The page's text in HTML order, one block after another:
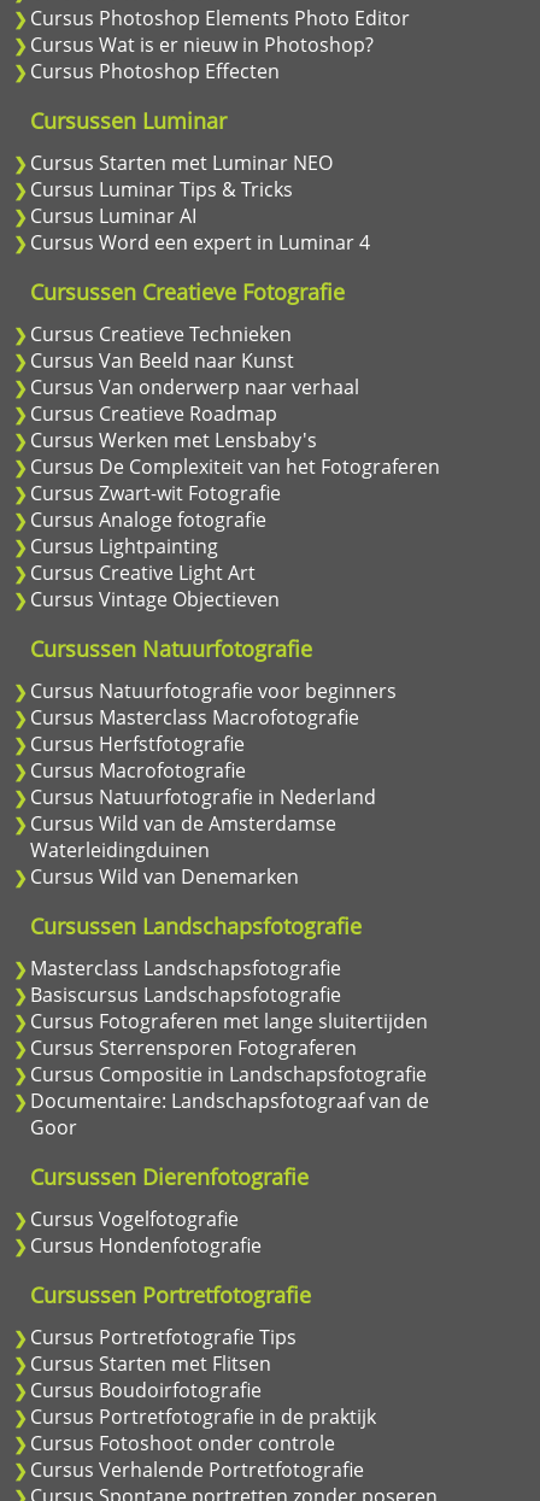
Cursus Photoshop Elements Photo Editor
Cursus Wat is er nieuw in Photoshop?
Cursus Photoshop Effecten
Cursussen Luminar
Cursus Starten met Luminar NEO
Cursus Luminar Tips & Tricks
Cursus Luminar AI
Cursus Word een expert in Luminar 4
Cursussen Creatieve Fotografie
Cursus Creatieve Technieken
Cursus Van Beeld naar Kunst
Cursus Van onderwerp naar verhaal
Cursus Creatieve Roadmap
Cursus Werken met Lensbaby's
Cursus De Complexiteit van het Fotograferen
Cursus Zwart-wit Fotografie
Cursus Analoge fotografie
Cursus Lightpainting
Cursus Creative Light Art
Cursus Vintage Objectieven
Cursussen Natuurfotografie
Cursus Natuurfotografie voor beginners
Cursus Masterclass Macrofotografie
Cursus Herfstfotografie
Cursus Macrofotografie
Cursus Natuurfotografie in Nederland
Cursus Wild van de Amsterdamse
Waterleidingduinen
Cursus Wild van Denemarken
Cursussen Landschapsfotografie
Masterclass Landschapsfotografie
Basiscursus Landschapsfotografie
Cursus Fotograferen met lange sluitertijden
Cursus Sterrensporen Fotograferen
Cursus Compositie in Landschapsfotografie
Documentaire: Landschapsfotograaf van de
Goor
Cursussen Dierenfotografie
Cursus Vogelfotografie
Cursus Hondenfotografie
Cursussen Portretfotografie
Cursus Portretfotografie Tips
Cursus Starten met Flitsen
Cursus Boudoirfotografie
Cursus Portretfotografie in de praktijk
Cursus Fotoshoot onder controle
Cursus Verhalende Portretfotografie